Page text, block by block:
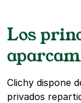
Los
Clichy dispone
privados